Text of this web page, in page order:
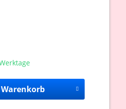
Warenkorb